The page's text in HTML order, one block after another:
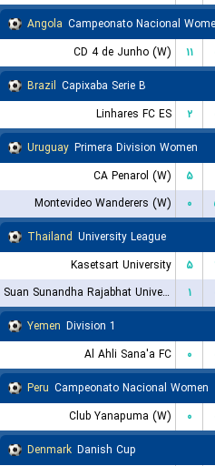
Angola Campeonato Nacional
CD 4 de Junho (W)
۱۱
Brazil Capixaba Serie B
Linhares FC ES
۲
Uruguay Primera Division Women
CA Penarol (W)
۵
Montevideo Wanderers (W)
۰
Thailand University League
Kasetsart University
۵
Suan Sunandha Rajabhat University
۱
Yemen Division 1
Al Ahli Sana'a FC
۰
Peru Campeonato Nacional Women
Club Yanapuma (W)
۰
Denmark Danish Cup